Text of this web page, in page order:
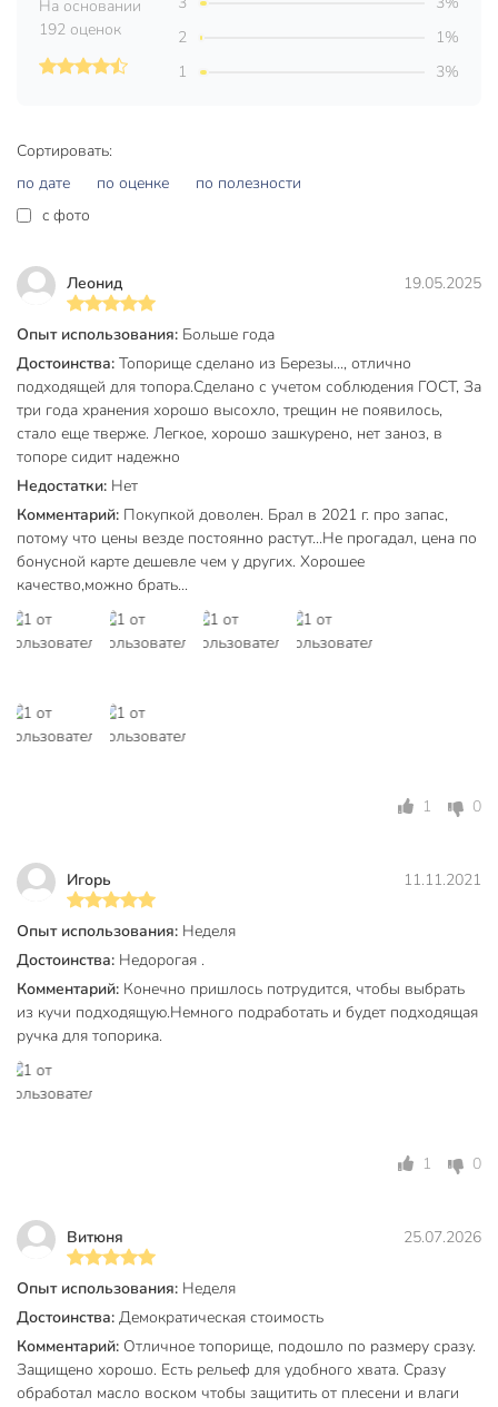
Сортировать:
по дате
по оценке
по полезности
c фото
Леонид 19.05.2025
Опыт использования: Больше года
Достоинства: Топорище сделано из Березы..., отлично
подходящей для топора.Сделано с учетом соблюдения ГОСТ, За
три года хранения хорошо высохло, трещин не появилось,
стало еще тверже. Легкое, хорошо зашкурено, нет заноз, в
топоре сидит надежно
Недостатки: Нет
Комментарий: Покупкой доволен. Брал в 2021 г. про запас,
потому что цены везде постоянно растут...Не прогадал, цена по
бонусной карте дешевле чем у других. Хорошее
качество,можно брать...
1 0
Игорь 11.11.2021
Опыт использования: Неделя
Достоинства: Недорогая .
Комментарий: Конечно пришлось потрудится, чтобы выбрать
из кучи подходящую.Немного подработать и будет подходящая
ручка для топорика.
1 0
Витюня 25.07.2026
Опыт использования: Неделя
Достоинства: Демократическая стоимость
Комментарий: Отличное топорище, подошло по размеру сразу.
Защищено хорошо. Есть рельеф для удобного хвата. Сразу
обработал масло воском чтобы защитить от плесени и влаги
На основании
192 оценок
2
1%
1
3%